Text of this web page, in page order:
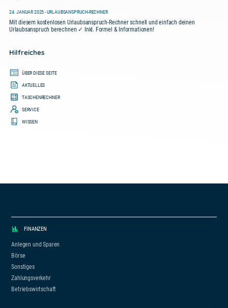
24. JANUAR 2025 - URLAUBSANSPRUCH-RECHNER
Mit diesem kostenlosen Urlaubsanspruch-Rechner schnell und einfach deinen
Urlaubsanspruch berechnen ✓ Inkl. Formel & Informationen!
Hilfreiches
ÜBER DIESE SEITE
AKTUELLES
TASCHENRECHNER
SERVICE
WISSEN
FINANZEN
Anlegen und Sparen
Börse
Sonstiges
Zahlungsverkehr
Betriebswirtschaft